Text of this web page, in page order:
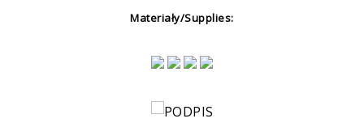
Materiały/Supplies: